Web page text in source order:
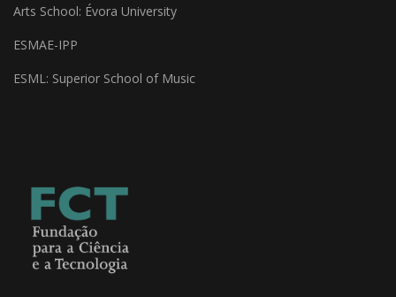
Arts School: Évora University
ESMAE-IPP
ESML: Superior School of Music